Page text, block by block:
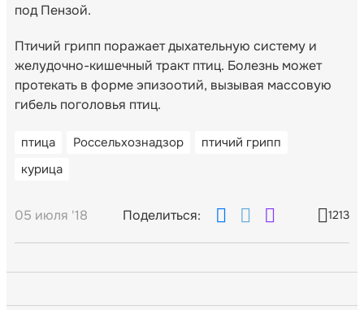
под Пензой.
Птичий грипп поражает дыхательную систему и
желудочно-кишечный тракт птиц. Болезнь может
протекать в форме эпизоотий, вызывая массовую
гибель поголовья птиц.
птица Россельхознадзор
птичий грипп
курица
05 июля '18 Поделиться: 1213